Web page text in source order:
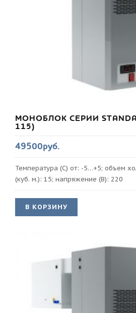
МОНОБЛОК СЕРИИ
115)
49500руб.
Температура (С) от: -5…+5; объем
(куб. м.): 15; напряжение (В): 220
В КОРЗИНУ